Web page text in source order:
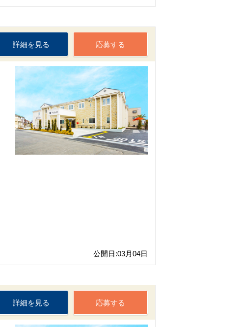
応募する
詳細を見る
公開日:03月04日
応募する
詳細を見る